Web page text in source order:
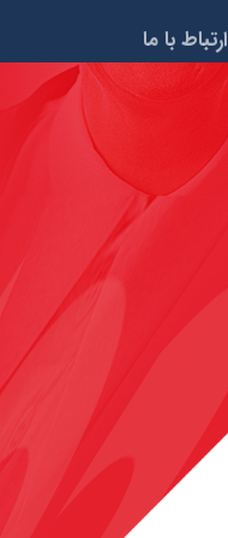
ارتباط با ما